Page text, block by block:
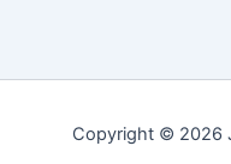
Copyright © 2026